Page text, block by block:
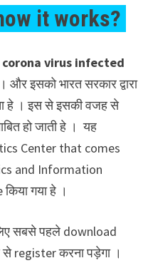
it works?
corona virus infected
इसको भारत सरकार द्वारा
हे । इस से इसकी वजह से
हो जाती हे । यह
Center that comes
and Information
किया गया हे ।
सबसे पहले download
से register करना पड़ेगा ।